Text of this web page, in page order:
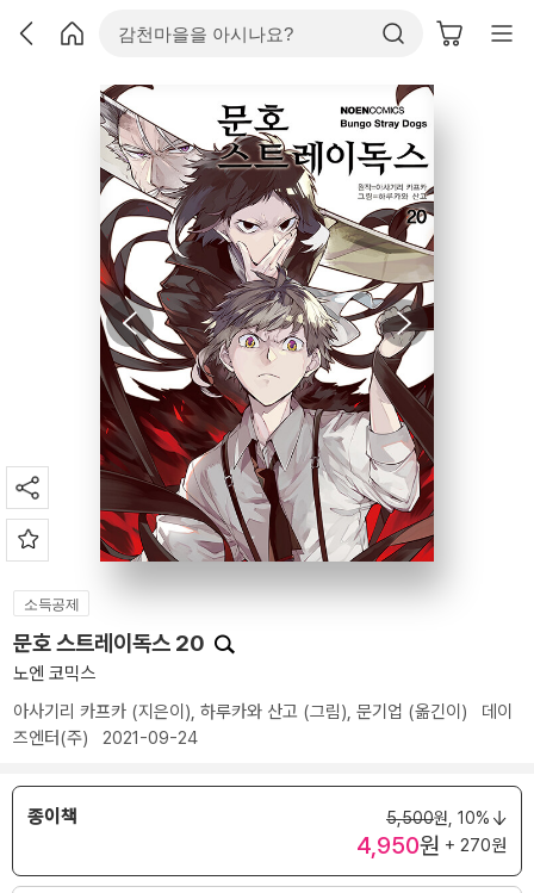
소득공제
문호 스트레이독스 20
노엔 코믹스
아사기리 카프카 (지은이), 하루카와 산고 (그림), 문기업 (옮긴이) 데이
즈엔터(주) 2021-09-24
종이책 5,500원, 10%
4,950원 + 270원